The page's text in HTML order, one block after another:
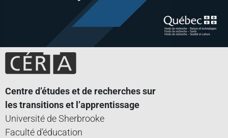
Centre d’études et de recherches sur
les transitions et l’apprentissage
Université de Sherbrooke
Faculté d’éducation